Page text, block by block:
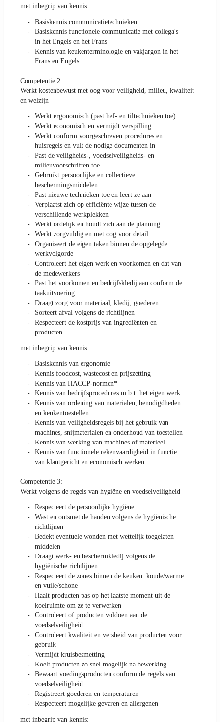
met inbegrip van kennis:
Basiskennis communicatietechnieken
Basiskennis functionele communicatie met collega's
in het Engels en het Frans
Kennis van keukenterminologie en vakjargon in het
Frans en Engels
Competentie 2:
Werkt kostenbewust met oog voor veiligheid, milieu, kwaliteit
en welzijn
Werkt ergonomisch (past hef- en tiltechnieken toe)
Werkt economisch en vermijdt verspilling
Werkt conform voorgeschreven procedures en
huisregels en vult de nodige documenten in
Past de veiligheids-, voedselveiligheids- en
milieuvoorschriften toe
Gebruikt persoonlijke en collectieve
beschermingsmiddelen
Past nieuwe technieken toe en leert ze aan
Verplaatst zich op efficiënte wijze tussen de
verschillende werkplekken
Werkt ordelijk en houdt zich aan de planning
Werkt zorgvuldig en met oog voor detail
Organiseert de eigen taken binnen de opgelegde
werkvolgorde
Controleert het eigen werk en voorkomen en dat van
de medewerkers
Past het voorkomen en bedrijfskledij aan conform de
taakuitvoering
Draagt zorg voor materiaal, kledij, goederen…
Sorteert afval volgens de richtlijnen
Respecteert de kostprijs van ingrediënten en
producten
met inbegrip van kennis:
Basiskennis van ergonomie
Kennis foodcost, wastecost en prijszetting
Kennis van HACCP-normen*
Kennis van bedrijfsprocedures m.b.t. het eigen werk
Kennis van ordening van materialen, benodigdheden
en keukentoestellen
Kennis van veiligheidsregels bij het gebruik van
machines, snijmaterialen en onderhoud van toestellen
Kennis van werking van machines of materieel
Kennis van functionele rekenvaardigheid in functie
van klantgericht en economisch werken
Competentie 3:
Werkt volgens de regels van hygiëne en voedselveiligheid
Respecteert de persoonlijke hygiëne
Wast en ontsmet de handen volgens de hygiënische
richtlijnen
Bedekt eventuele wonden met wettelijk toegelaten
middelen
Draagt werk- en beschermkledij volgens de
hygiënische richtlijnen
Respecteert de zones binnen de keuken: koude/warme
en vuile/schone
Haalt producten pas op het laatste moment uit de
koelruimte om ze te verwerken
Controleert of producten voldoen aan de
voedselveiligheid
Controleert kwaliteit en versheid van producten voor
gebruik
Vermijdt kruisbesmetting
Koelt producten zo snel mogelijk na bewerking
Bewaart voedingsproducten conform de regels van
voedselveiligheid
Registreert goederen en temperaturen
Respecteert mogelijke gevaren en allergenen
met inbegrip van kennis: